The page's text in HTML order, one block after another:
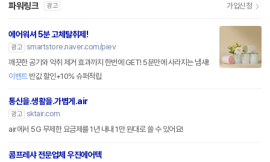
파워링크 광고 가입신청
에어워셔 5분 고체탈취제!
광고 smartstore.naver.com/piev
깨끗한 공기와 악취 제거 효과까지 한번에 GET! 5분만에 사라지는 냄새!
이벤트반값 할인+10% 슈퍼적립
통신을.생활을.가볍게.air
광고 sktair.com
air에서 5G 무제한 요금제를 1년 내내 1만 원대로 쓸 수 있어요!
콤프레샤 전문업체 우진에어텍